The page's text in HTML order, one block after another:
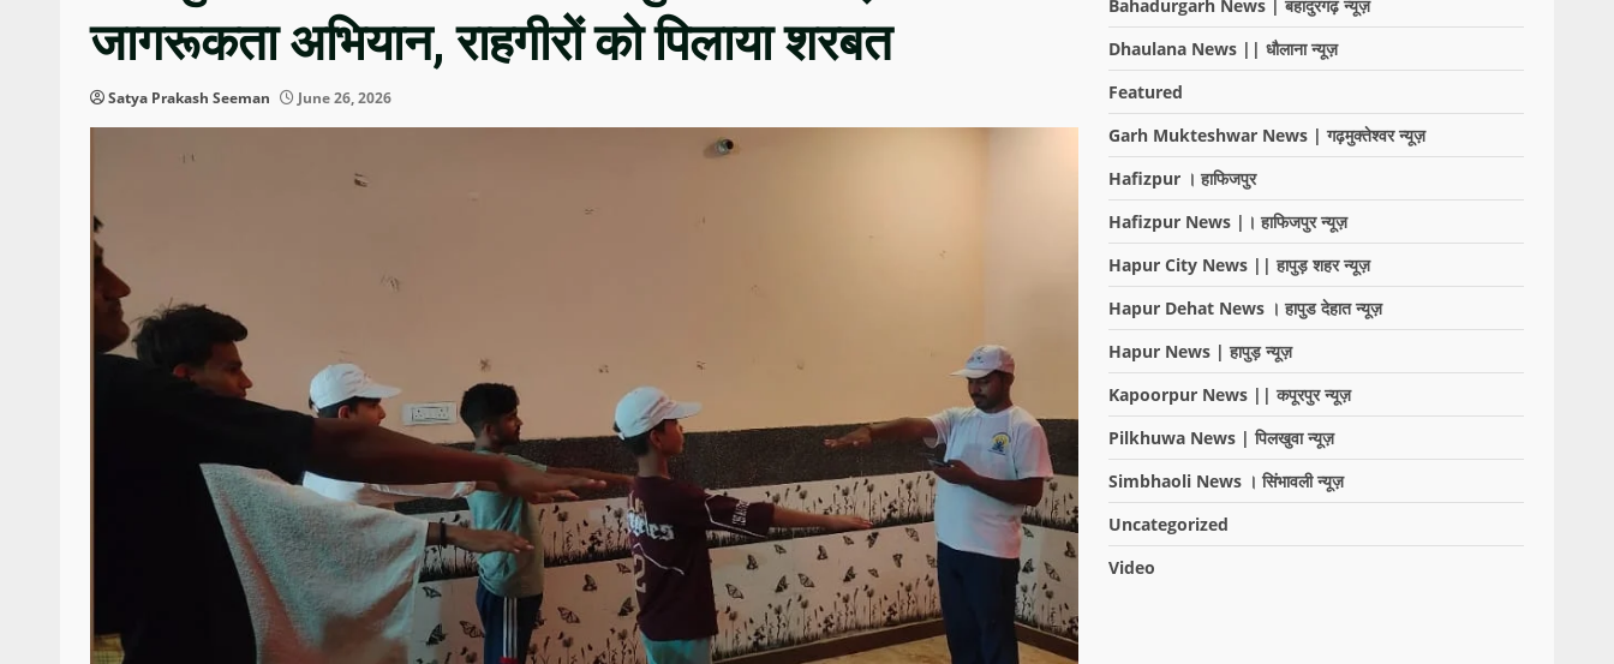
जागरूकता अभियान, राहगीरों को पिलाया शरबत
Satya Prakash Seeman June 26, 2026
Bahadurgarh News | बहादुरगढ़ न्यूज़
Dhaulana News || धौलाना न्यूज़
Featured
Garh Mukteshwar News | गढ़मुक्तेश्वर न्यूज़
Hafizpur । हाफिजपुर
Hafizpur News |। हाफिजपुर न्यूज़
Hapur City News || हापुड़ शहर न्यूज़
Hapur Dehat News । हापुड देहात न्यूज़
Hapur News | हापुड़ न्यूज़
Kapoorpur News || कपूरपुर न्यूज़
Pilkhuwa News | पिलखुवा न्यूज़
Simbhaoli News । सिंभावली न्यूज़
Uncategorized
Video